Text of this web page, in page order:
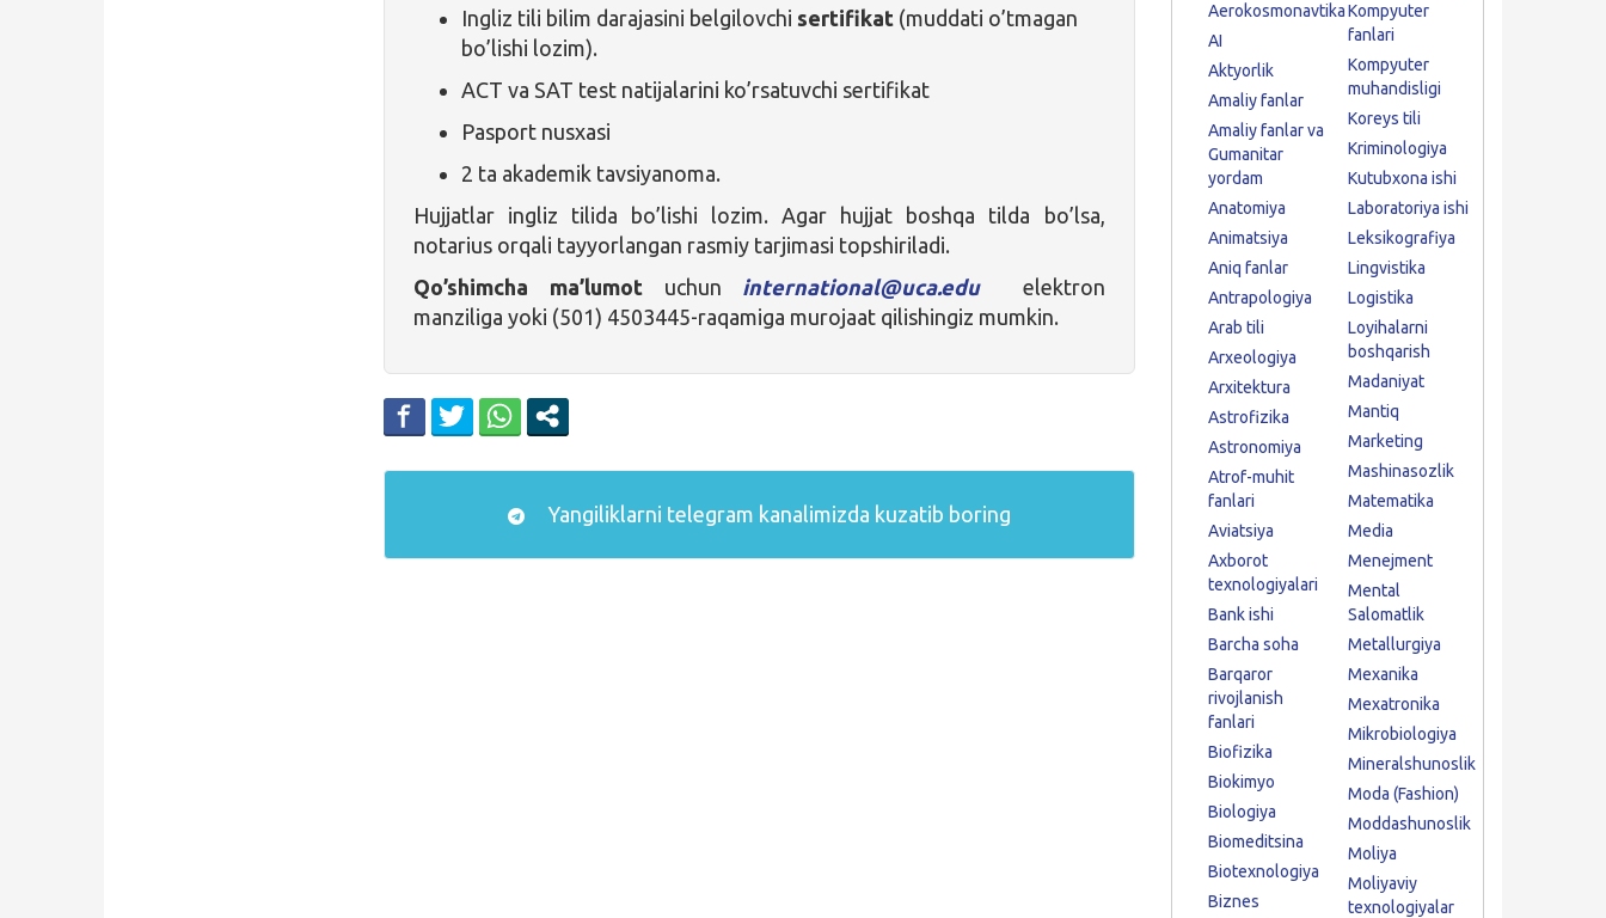
Ingliz tili bilim darajasini belgilovchi sertifikat (muddati o’tmagan
bo’lishi lozim).
ACT va SAT test natijalarini ko’rsatuvchi sertifikat
Pasport nusxasi
2 ta akademik tavsiyanoma.
Hujjatlar ingliz tilida bo’lishi lozim. Agar hujjat boshqa tilda bo’lsa,
notarius orqali tayyorlangan rasmiy tarjimasi topshiriladi.
Qo’shimcha ma’lumot uchun international@uca.edu
elektron
manziliga yoki (501) 4503445-raqamiga murojaat qilishingiz mumkin.
Yangiliklarni telegram kanalimizda kuzatib boring
Aerokosmonavtika
AI
Aktyorlik
Amaliy fanlar
Amaliy fanlar va
Gumanitar
yordam
Anatomiya
Animatsiya
Aniq fanlar
Antrapologiya
Arab tili
Arxeologiya
Arxitektura
Astrofizika
Astronomiya
Atrof-muhit
fanlari
Aviatsiya
Axborot
texnologiyalari
Bank ishi
Barcha soha
Barqaror
rivojlanish
fanlari
Biofizika
Biokimyo
Biologiya
Biomeditsina
Biotexnologiya
Biznes
Kompyuter
fanlari
Kompyuter
muhandisligi
Koreys tili
Kriminologiya
Kutubxona ishi
Laboratoriya ishi
Leksikografiya
Lingvistika
Logistika
Loyihalarni
boshqarish
Madaniyat
Mantiq
Marketing
Mashinasozlik
Matematika
Media
Menejment
Mental
Salomatlik
Metallurgiya
Mexanika
Mexatronika
Mikrobiologiya
Mineralshunoslik
Moda (Fashion)
Moddashunoslik
Moliya
Moliyaviy
texnologiyalar